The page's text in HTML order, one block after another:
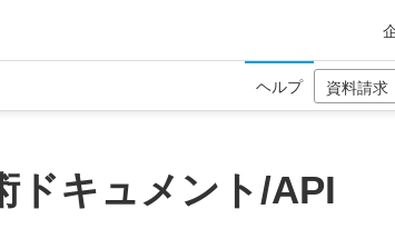
ヘルプ 資料請求
ドキュメント/API